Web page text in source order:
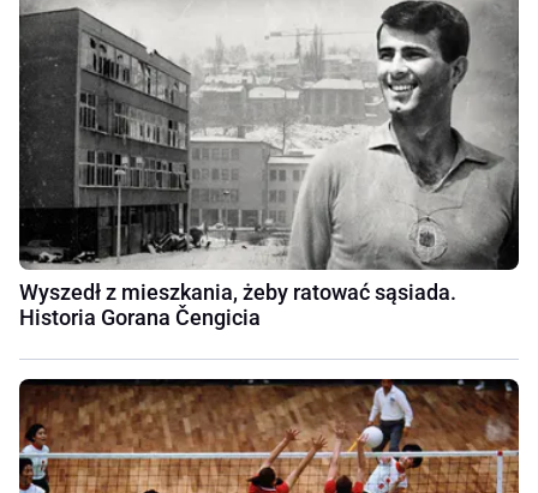
Wyszedł z mieszkania, żeby ratować sąsiada.
Historia Gorana Čengicia